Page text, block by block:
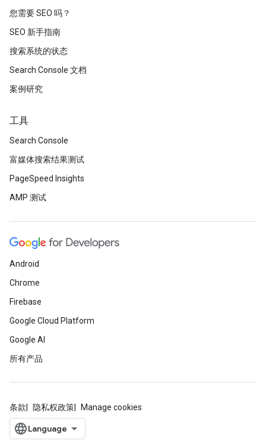
您需要 SEO 吗？
SEO 新手指南
搜索系统的状态
Search Console 文档
案例研究
工具
Search Console
富媒体搜索结果测试
PageSpeed Insights
AMP 测试
Android
Chrome
Firebase
Google Cloud Platform
Google AI
所有产品
条款 隐私权政策 Manage cookies